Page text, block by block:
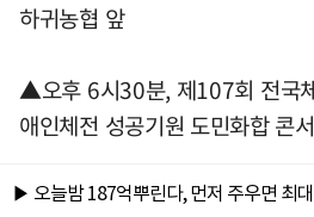
하귀농협 앞
▲오후 6시30분, 제107회 전국
애인체전 성공기원 도민화합 콘